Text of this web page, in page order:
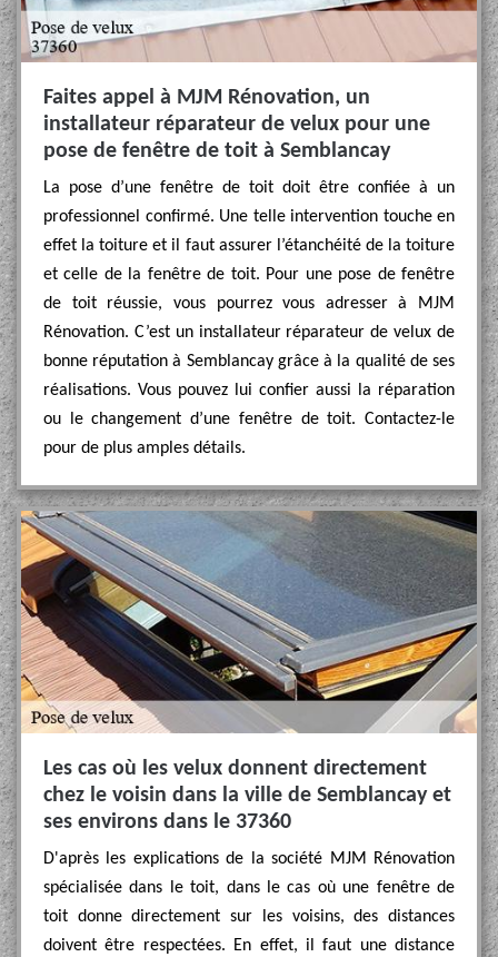
Faites appel à MJM Rénovation, un
installateur réparateur de velux pour une
pose de fenêtre de toit à Semblancay
La pose d’une fenêtre de toit doit être confiée à un
professionnel confirmé. Une telle intervention touche en
effet la toiture et il faut assurer l’étanchéité de la toiture
et celle de la fenêtre de toit. Pour une pose de fenêtre
de toit réussie, vous pourrez vous adresser à MJM
Rénovation. C’est un installateur réparateur de velux de
bonne réputation à Semblancay grâce à la qualité de ses
réalisations. Vous pouvez lui confier aussi la réparation
ou le changement d’une fenêtre de toit. Contactez-le
pour de plus amples détails.
Les cas où les velux donnent directement
chez le voisin dans la ville de Semblancay et
ses environs dans le 37360
D'après les explications de la société MJM Rénovation
spécialisée dans le toit, dans le cas où une fenêtre de
toit donne directement sur les voisins, des distances
doivent être respectées. En effet, il faut une distance